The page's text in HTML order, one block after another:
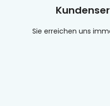
Sie erreichen uns